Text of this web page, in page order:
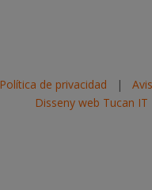
Política de privacidad |
Disseny web Tucan IT